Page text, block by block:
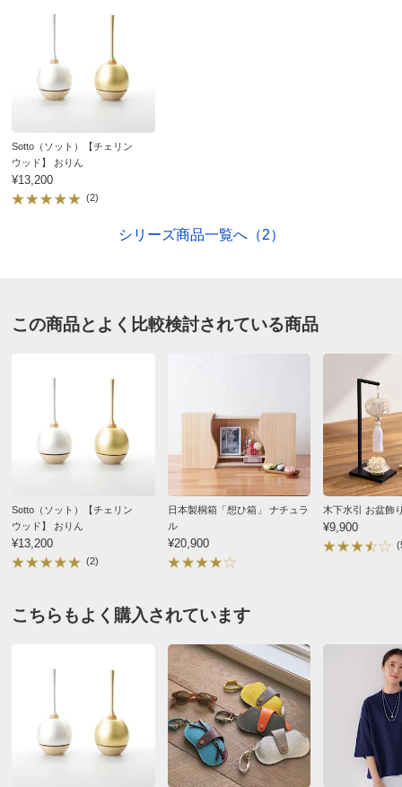
■セット内容：香立、香立受け皿、火立（カップ型ロウソ
■日本製
ます。素敵です。
2026/07/10
シルバー
青森県
おりんの音で心整え、お香でさらに安心感が得られてい
Sotto（ソット）【チェリン
ウッド】 おりん
¥13,200
(2)
シリーズ商品一覧へ（2）
この商品とよく比較検討されている商品
Sotto（ソット）【チェリン
ウッド】 おりん
¥13,200
(2)
日本製桐箱「想ひ箱」 ナチュラ
ル
¥20,900
木下水引 お盆飾
¥9,900
こちらもよく購入されています